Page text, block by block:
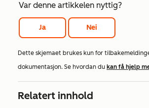
Var denne artikkelen nyttig?
Ja Nei
Dette skjemaet brukes kun for
dokumentasjon. Se hvordan du kan få hjelp
Relatert innhold